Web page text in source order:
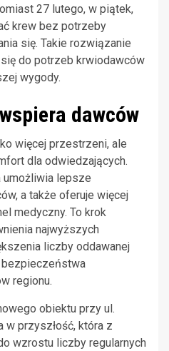
27 lutego, w piątek,
krew bez potrzeby
się. Takie rozwiązanie
do potrzeb krwiodawców
wygody.
dawców
więcej przestrzeni, ale
dla odwiedzających.
umożliwia lepsze
a także oferuje więcej
medyczny. To krok
najwyższych
liczby oddawanej
regionu.
obiektu przy ul.
w przyszłość, która z
wzrostu liczby regularnych